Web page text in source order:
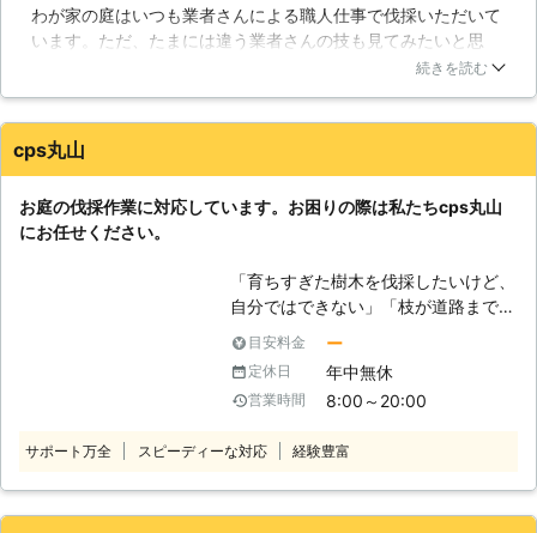
しておりますので、ぜひお気軽にご依
頼ご相談をお寄せください。 【幅広
い伐採サービスをお届けします】 伐
採とは木を切る作業ですが、それを取
り巻く状況には実に様々なものがあり
取り除きたい、集合住宅の環境整備を
行いたいなど、周囲の環境に合わせて
の伐採技術は広範囲の大規模伐採か
ら、狭い場所での庭木の伐採まで、あ
らゆる場面に柔軟な対応を検討するこ
とが可能です。お客様のご希望をお伺
いし、丁寧な現地調査を行った上で最
適な作業内容をご提案させていただき
は、まず当社スタッフによる現地調査
わが家の庭はいつも業者さんによる職人仕事で伐採いただいて
います。ただ、たまには違う業者さんの技も見てみたいと思
い、こちらの業者さんへ頼もうということに。伐採の技術はさ
ていきたいと思っています。よろしくおねがいします。
新潟県 新潟市西区 2016年11月30日
続きを読む
cps丸山
お庭の伐採作業に対応しています。お困りの際は私たちcps丸山
にお任せください。
「育ちすぎた樹木を伐採したいけど、
自分ではできない」「枝が道路まで伸
びてしまい近隣の迷惑になっている」
このようなときは私たちcps丸山にお
任せください。個人では対応できない
ようなお庭の伐採に従事させていただ
フは、みな経験豊富で実績豊富な施工
目安料金 ー
定休日 年中無休
営業時間 8:00～20:00
サポート万全 スピーディーな対応 経験豊富